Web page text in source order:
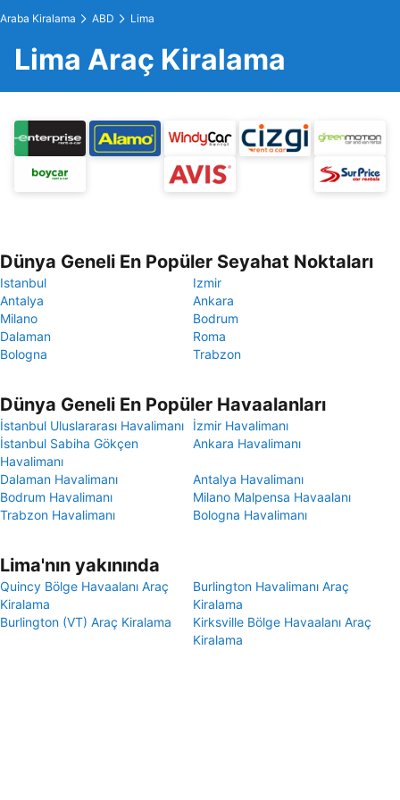
Araba Kiralama ABD Lima
Lima Araç Kiralama
Dünya Geneli En Popüler Seyahat Noktaları
Istanbul
Izmir
Antalya
Ankara
Milano
Bodrum
Dalaman
Roma
Bologna
Trabzon
Dünya Geneli En Popüler Havaalanları
İstanbul Uluslararası Havalimanı
İzmir Havalimanı
İstanbul Sabiha Gökçen
Havalimanı
Ankara Havalimanı
Dalaman Havalimanı
Antalya Havalimanı
Bodrum Havalimanı
Milano Malpensa Havaalanı
Trabzon Havalimanı
Bologna Havalimanı
Lima'nın yakınında
Quincy Bölge Havaalanı Araç
Kiralama
Burlington Havalimanı Araç
Kiralama
Burlington (VT) Araç Kiralama
Kirksville Bölge Havaalanı Araç
Kiralama